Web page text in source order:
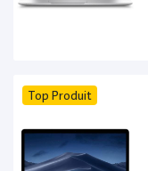
Top Produit